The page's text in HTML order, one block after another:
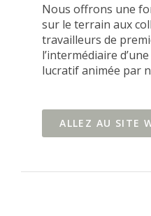
Nous offrons une
sur le terrain aux
travailleurs de
l’intermédiaire
lucratif animée par
ALLEZ AU SITE